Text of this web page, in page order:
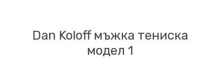
Dan Koloff мъжка тениска
модел 1